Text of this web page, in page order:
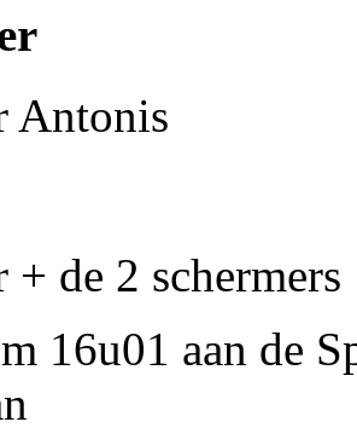
Antonis
de 2 schermers
16u01 aan de